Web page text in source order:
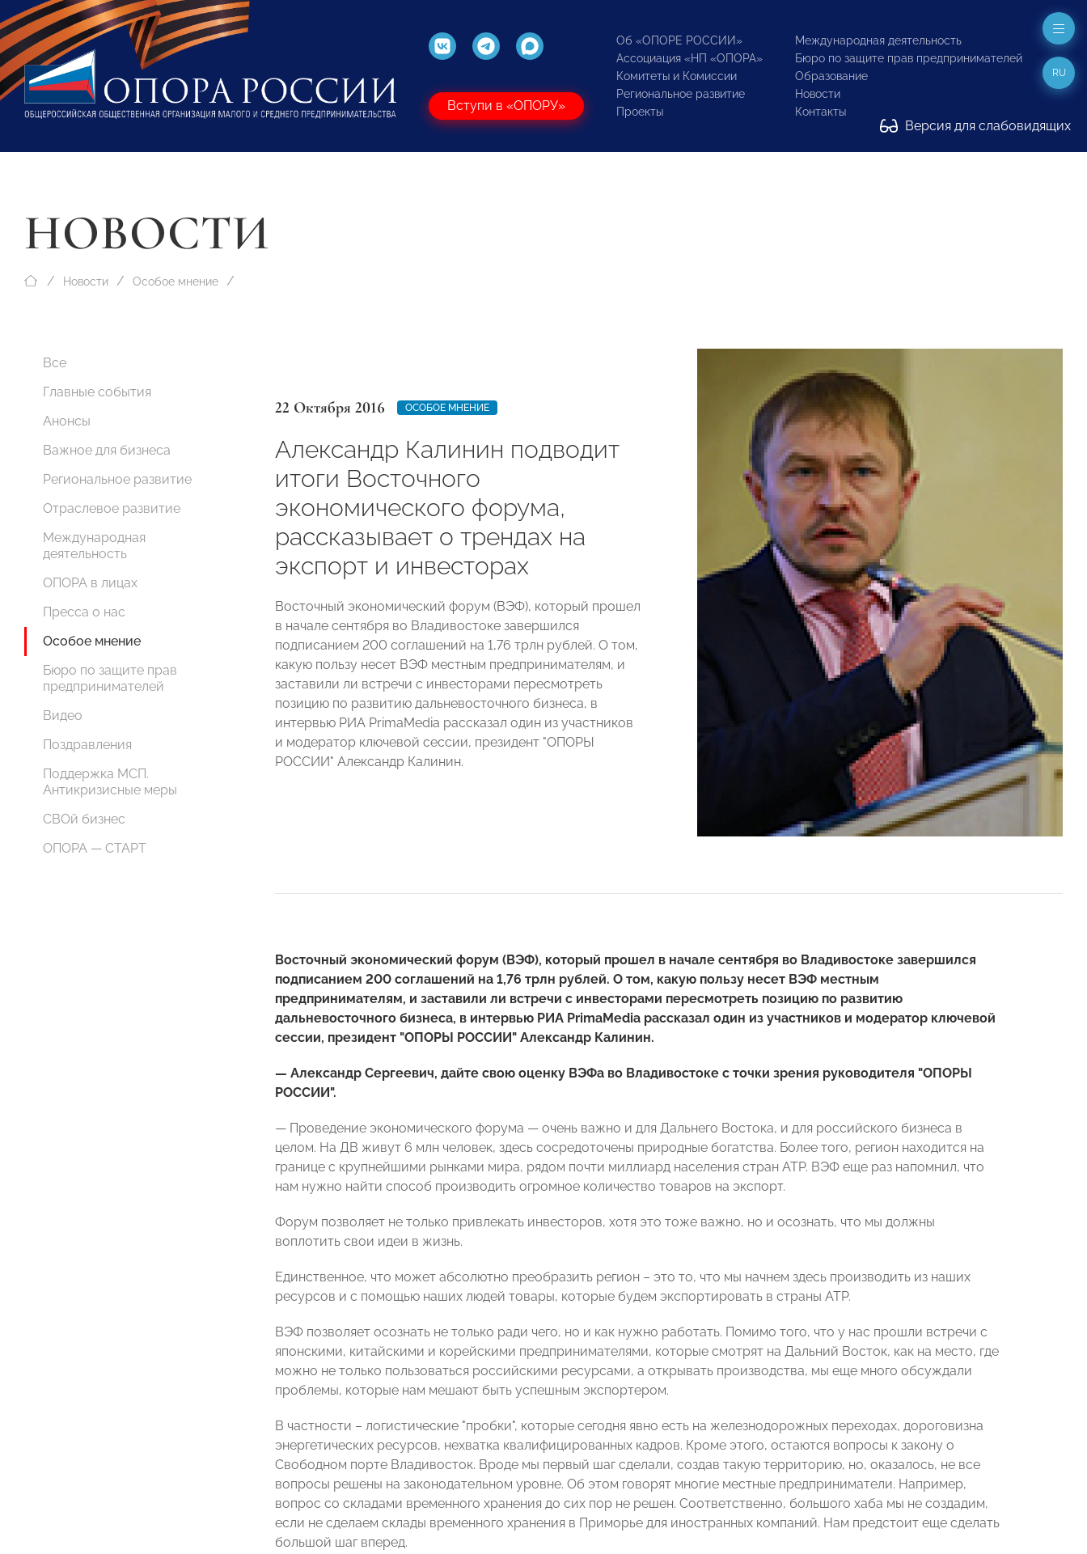
Вступи в «ОПОРУ»
Об «ОПОРЕ РОССИИ»
Ассоциация «НП «ОПОРА»
Комитеты и Комиссии
Региональное развитие
Проекты
Международная деятельность
Бюро по защите прав предпринимателей
Образование
Новости
Контакты
Версия для слабовидящих
RU
НОВОСТИ
Новости Особое мнение
Все
Главные события
Анонсы
Важное для бизнеса
Региональное развитие
Отраслевое развитие
Международная
деятельность
ОПОРА в лицах
Пресса о нас
Особое мнение
Бюро по защите прав
предпринимателей
Видео
Поздравления
Поддержка МСП.
Антикризисные меры
СВОй бизнес
ОПОРА — СТАРТ
22 Октября 2016 ОСОБОЕ МНЕНИЕ
Александр Калинин подводит
итоги Восточного
экономического форума,
рассказывает о трендах на
экспорт и инвесторах
Восточный экономический форум (ВЭФ), который прошел
в начале сентября во Владивостоке завершился
подписанием 200 соглашений на 1,76 трлн рублей. О том,
какую пользу несет ВЭФ местным предпринимателям, и
заставили ли встречи с инвесторами пересмотреть
позицию по развитию дальневосточного бизнеса, в
интервью РИА PrimaMedia рассказал один из участников
и модератор ключевой сессии, президент "ОПОРЫ
РОССИИ" Александр Калинин.
Восточный экономический форум (ВЭФ), который прошел в начале сентября во Владивостоке завершился
подписанием 200 соглашений на 1,76 трлн рублей. О том, какую пользу несет ВЭФ местным
предпринимателям, и заставили ли встречи с инвесторами пересмотреть позицию по развитию
дальневосточного бизнеса, в интервью РИА PrimaMedia рассказал один из участников и модератор ключевой
сессии, президент "ОПОРЫ РОССИИ" Александр Калинин.
— Александр Сергеевич, дайте свою оценку ВЭФа во Владивостоке с точки зрения руководителя "ОПОРЫ
РОССИИ".
— Проведение экономического форума — очень важно и для Дальнего Востока, и для российского бизнеса в
целом. На ДВ живут 6 млн человек, здесь сосредоточены природные богатства. Более того, регион находится на
границе с крупнейшими рынками мира, рядом почти миллиард населения стран АТР. ВЭФ еще раз напомнил, что
нам нужно найти способ производить огромное количество товаров на экспорт.
Форум позволяет не только привлекать инвесторов, хотя это тоже важно, но и осознать, что мы должны
воплотить свои идеи в жизнь.
Единственное, что может абсолютно преобразить регион – это то, что мы начнем здесь производить из наших
ресурсов и с помощью наших людей товары, которые будем экспортировать в страны АТР.
ВЭФ позволяет осознать не только ради чего, но и как нужно работать. Помимо того, что у нас прошли встречи с
японскими, китайскими и корейскими предпринимателями, которые смотрят на Дальний Восток, как на место, где
можно не только пользоваться российскими ресурсами, а открывать производства, мы еще много обсуждали
проблемы, которые нам мешают быть успешным экспортером.
В частности – логистические "пробки", которые сегодня явно есть на железнодорожных переходах, дороговизна
энергетических ресурсов, нехватка квалифицированных кадров. Кроме этого, остаются вопросы к закону о
Свободном порте Владивосток. Вроде мы первый шаг сделали, создав такую территорию, но, оказалось, не все
вопросы решены на законодательном уровне. Об этом говорят многие местные предприниматели. Например,
вопрос со складами временного хранения до сих пор не решен. Соответственно, большого хаба мы не создадим,
если не сделаем склады временного хранения в Приморье для иностранных компаний. Нам предстоит еще сделать
большой шаг вперед.